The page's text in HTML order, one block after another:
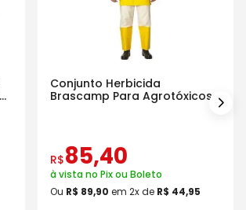
Conjunto Herbicida
Brascamp Para Agrotóxicos
30 Lavagens
R$85,40
à vista no Pix ou Boleto
Ou R$ 89,90 em2x de R$ 44,95